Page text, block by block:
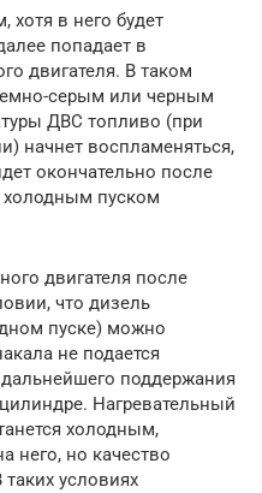
хотя в него будет
попадает в
двигателя. В таком
серым или черным
ДВС топливо (при
начнет воспламеняться,
окончательно после
пуском
двигателя после
что дизель
пуске) можно
не подается
поддержания
Нагревательный
холодным,
него, но качество
условиях